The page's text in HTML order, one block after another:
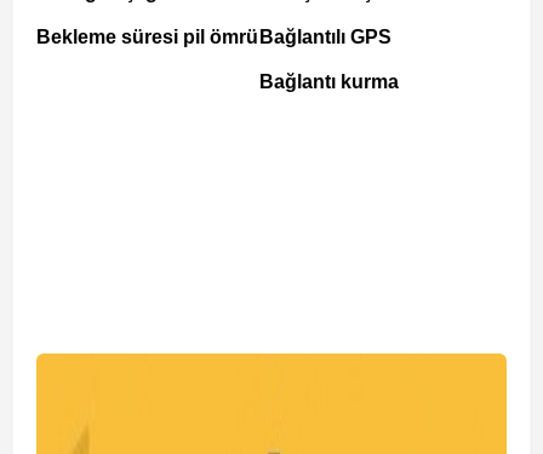
Bekleme süresi pil ömrü Bağlantılı GPS
Bağlantı kurma